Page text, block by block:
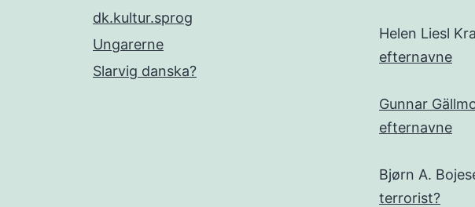
dk.kultur.sprog
Ungarerne
Slarvig danska?
Helen Liesl
efternavne
Gunnar
efternavne
Bjørn A.
terrorist?